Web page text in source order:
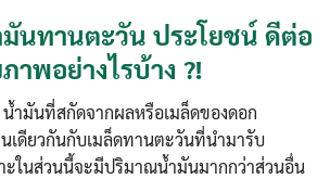
นทานตะวัน ประโยชน์ ดีต่อ
าพอย่างไรบ้าง ?!
ำมันที่สกัดจากผลหรือเมล็ดของดอก
เดียวกันกับเมล็ดทานตะวันที่นำมารับ
ะในส่วนนี้จะมีปริมาณน้ำมันมากกว่าส่วนอื่น